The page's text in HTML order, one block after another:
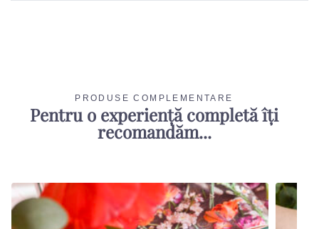
PRODUSE COMPLEMENTARE
Pentru o experiență completă îți
recomandăm...